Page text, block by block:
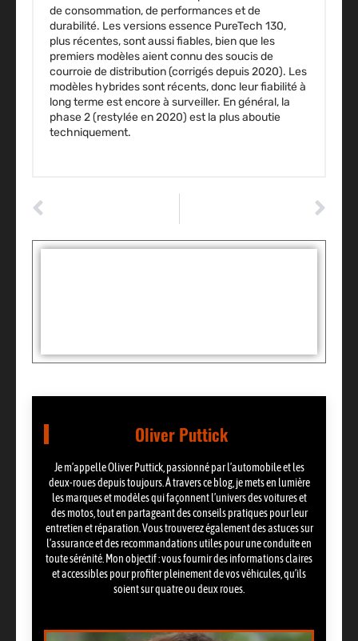
de consommation, de performances et de
durabilité. Les versions essence PureTech 130,
plus récentes, sont aussi fiables, bien que les
premiers modèles aient connu des soucis de
courroie de distribution (corrigés depuis 2020). Les
modèles hybrides sont récents, donc leur fiabilité à
long terme est encore à surveiller. En général, la
phase 2 (restylée en 2020) est la plus aboutie
techniquement.
Oliver Puttick
Je m’appelle Oliver Puttick, passionné par l’automobile et les
deux-roues depuis toujours. À travers ce blog, je mets en lumière
les marques et modèles qui façonnent l’univers des voitures et
des motos, tout en partageant des conseils pratiques pour leur
entretien et réparation. Vous trouverez également des astuces sur
l’assurance et des recommandations utiles pour une conduite en
toute sérénité. Mon objectif : vous fournir des informations claires
et accessibles pour profiter pleinement de vos véhicules, qu’ils
soient sur quatre ou deux roues.